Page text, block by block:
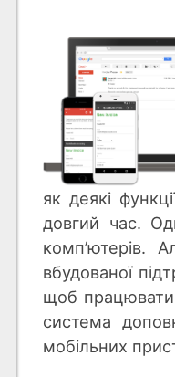
як деякі
довгий час.
комп’ютерів.
вбудованої
щоб працювати
система
мобільних